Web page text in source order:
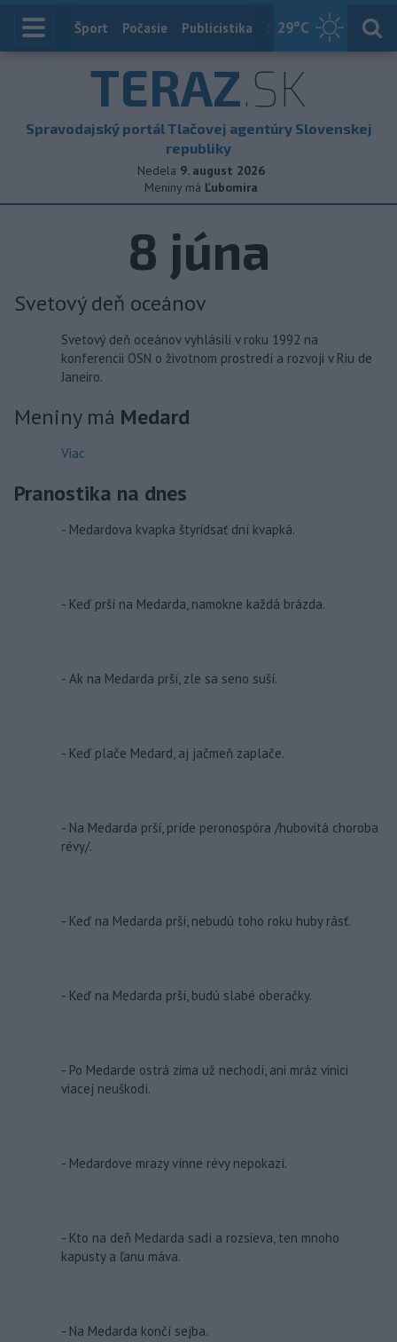
29°C
Index
Šport Počasie Publicistika Slovensko
TERAZ.SK
Spravodajský portál Tlačovej agentúry Slovenskej
republiky
Nedela 9. august 2026
Meniny má Ľubomíra
8 júna
Svetový deň oceánov
Svetový deň oceánov vyhlásili v roku 1992 na
konferencii OSN o životnom prostredí a rozvoji v Riu de
Janeiro.
Meniny má Medard
Viac
Pranostika na dnes
- Medardova kvapka štyridsať dní kvapká.
- Keď prší na Medarda, namokne každá brázda.
- Ak na Medarda prší, zle sa seno suší.
- Keď plače Medard, aj jačmeň zaplače.
- Na Medarda prší, príde peronospóra /hubovitá choroba
révy/.
- Keď na Medarda prší, nebudú toho roku huby rásť.
- Keď na Medarda prší, budú slabé oberačky.
- Po Medarde ostrá zima už nechodí, ani mráz vinici
viacej neuškodí.
- Medardove mrazy vínne révy nepokazí.
- Kto na deň Medarda sadí a rozsieva, ten mnoho
kapusty a ľanu máva.
- Na Medarda končí sejba.